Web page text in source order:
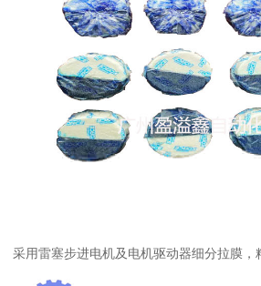
采用雷塞步进电机及电机驱动器细分拉膜，